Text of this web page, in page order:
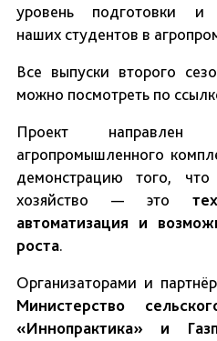
уровень подготовки и
наших студентов в
Все выпуски второго
можно посмотреть по
Проект направлен
агропромышленного
демонстрацию того, что
хозяйство — это
автоматизация и
роста.
Организаторами и
Министерство
«Иннопрактика» и